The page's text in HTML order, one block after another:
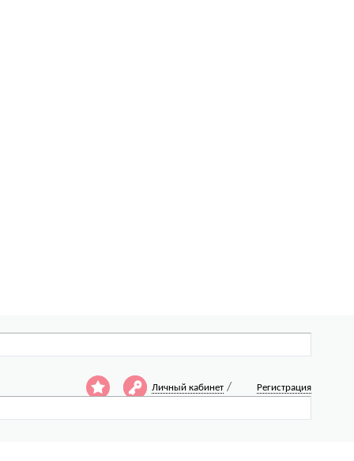
Личный кабинет / Регистрация